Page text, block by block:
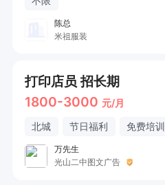
陈总
米祖服装
打印店员 招长期
1800-3000 元/月
北城 节日福利 免费培训
万先生
光山二中图文广告